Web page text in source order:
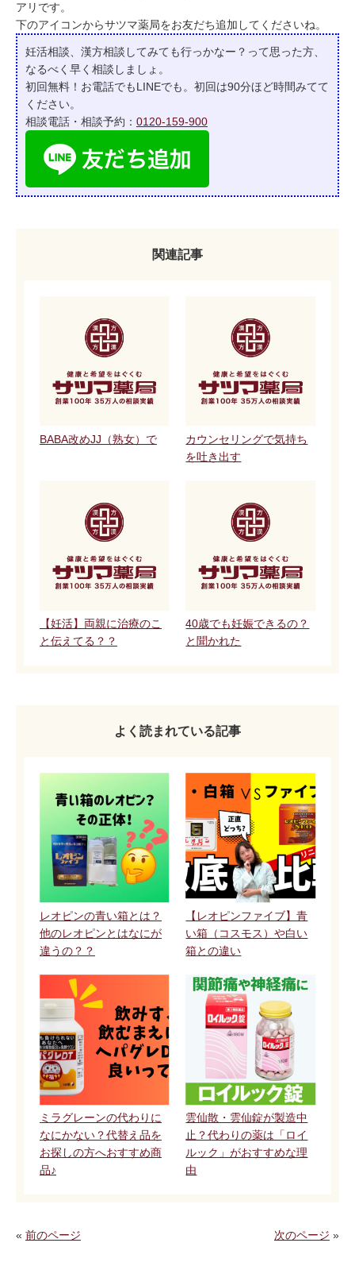
アリです。
下のアイコンからサツマ薬局をお友だち追加してくださいね。
妊活相談、漢方相談してみても行っかなー？って思った方、
なるべく早く相談しましょ。
初回無料！お電話でもLINEでも。初回は90分ほど時間みてて
ください。
相談電話・相談予約： 0120-159-900
関連記事
BABA改めJJ（熟女）で
カウンセリングで気持ち
を吐き出す
【妊活】両親に治療のこ
と伝えてる？？
40歳でも妊娠できるの？
と聞かれた
よく読まれている記事
レオピンの青い箱とは？
他のレオピンとはなにが
違うの？？
【レオピンファイブ】青
い箱（コスモス）や白い
箱との違い
ミラグレーンの代わりに
なにかない？代替え品を
お探しの方へおすすめ商
品♪
雲仙散・雲仙錠が製造中
止？代わりの薬は「ロイ
ルック」がおすすめな理
由
« 前のページ 次のページ »